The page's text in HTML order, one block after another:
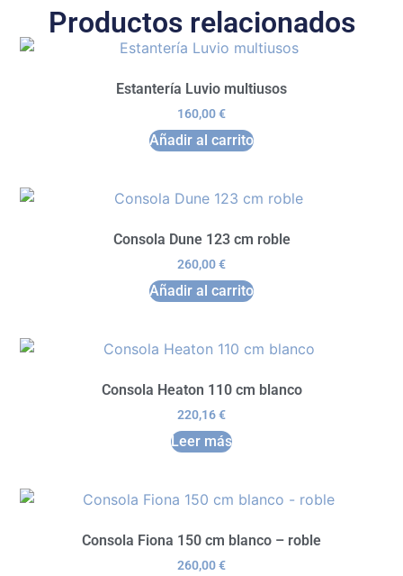
Productos relacionados
Estantería Luvio multiusos
160,00€
Añadir al carrito
Consola Dune 123 cm roble
260,00€
Añadir al carrito
Consola Heaton 110 cm blanco
220,16€
Leer más
Consola Fiona 150 cm blanco – roble
260,00€